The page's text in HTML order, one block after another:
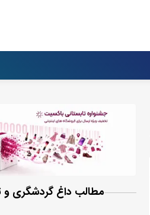
مطالب داغ گردشگری و